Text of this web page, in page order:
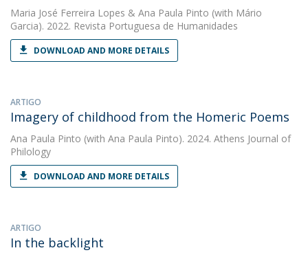
Maria José Ferreira Lopes & Ana Paula Pinto (with Mário
Garcia). 2022. Revista Portuguesa de Humanidades
DOWNLOAD AND MORE DETAILS
ARTIGO
Imagery of childhood from the Homeric Poems
Ana Paula Pinto (with Ana Paula Pinto). 2024. Athens Journal of
Philology
DOWNLOAD AND MORE DETAILS
ARTIGO
In the backlight